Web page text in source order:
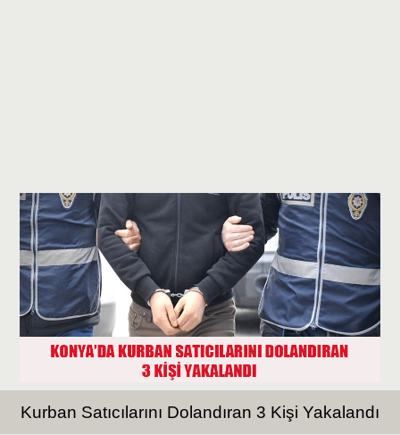
Kurban Satıcılarını Dolandıran 3 Kişi Yakalandı